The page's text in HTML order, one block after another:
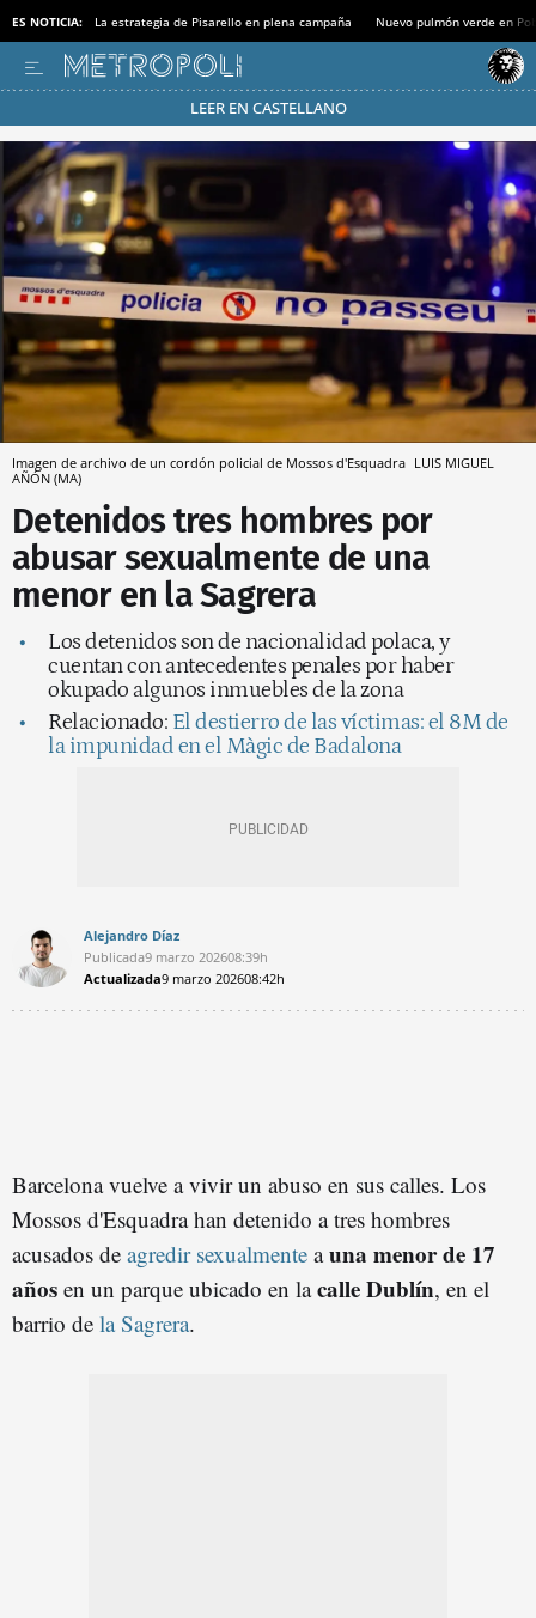
ES NOTICIA: La estrategia de Pisarello en plena campaña Nuevo pulmón verde en
LEER EN CASTELLANO
Pásate al MODO AHORRO
Imagen de archivo de un cordón policial de Mossos d'Esquadra LUIS MIGUEL
AÑÓN (MA)
Detenidos tres hombres por
abusar sexualmente de una
menor en la Sagrera
Los detenidos son de nacionalidad polaca, y
cuentan con antecedentes penales por haber
okupado algunos inmuebles de la zona
Relacionado: El destierro de las víctimas: el 8M de
la impunidad en el Màgic de Badalona
Alejandro Díaz
Publicada9 marzo 202608:39h
Actualizada9 marzo 202608:42h
Barcelona vuelve a vivir un abuso en sus calles. Los
Mossos d'Esquadra han detenido a tres hombres
acusados de agredir sexualmente auna menor de 17
años en un parque ubicado en lacalle Dublín, en el
barrio de la Sagrera.